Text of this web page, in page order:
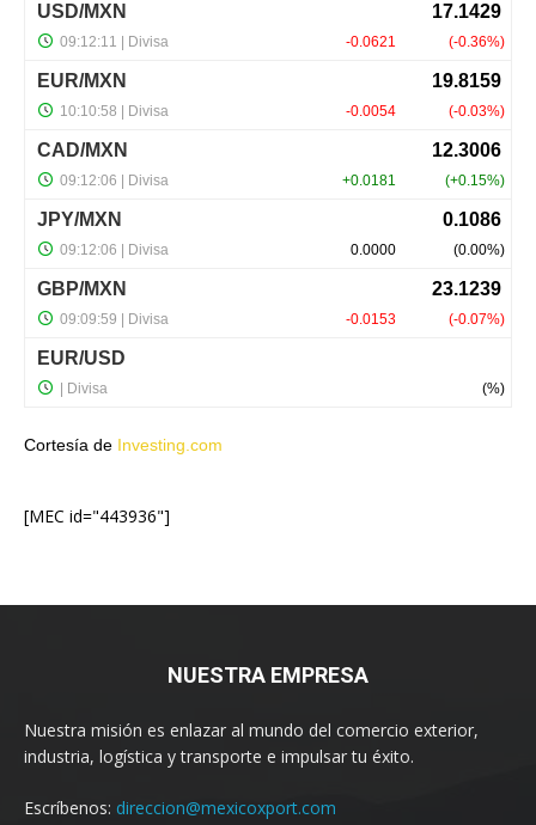
Cortesía de Investing.com
[MEC id="443936"]
NUESTRA EMPRESA
Nuestra misión es enlazar al mundo del comercio exterior,
industria, logística y transporte e impulsar tu éxito.
Escríbenos: direccion@mexicoxport.com